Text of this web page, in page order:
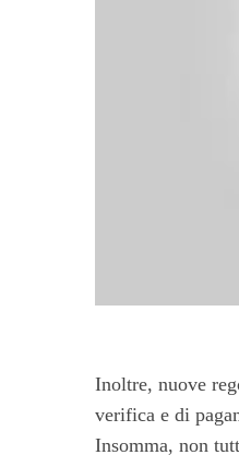
Inoltre, nuove
verifica e di
Insomma, non